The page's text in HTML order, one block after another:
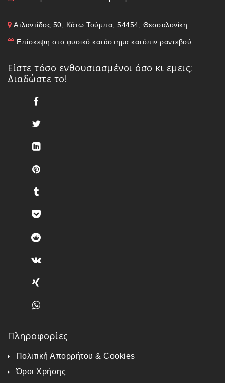
Ατλαντίδος 50, Κάτω Τούμπα, 54454, Θεσσαλονίκη
Επίσκεψη στο φυσικό κατάστημα κατόπιν ραντεβού
Είστε τόσο ενθουσιασμένοι όσο κι εμεις;
Διαδώστε το!
Πληροφορίες
Πολιτική Απορρήτου & Cookies
Όροι Χρήσης